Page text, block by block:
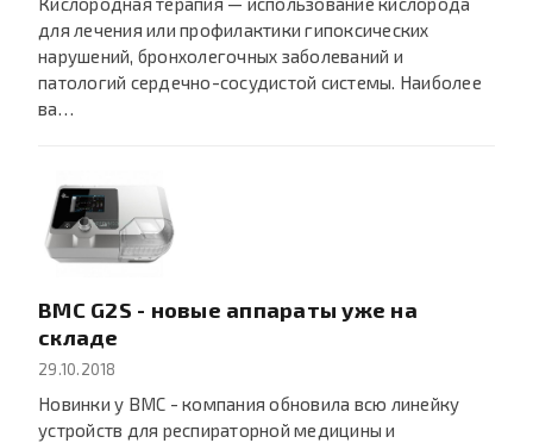
для лечения или профилактики гипоксических
нарушений, бронхолегочных заболеваний и
патологий сердечно-сосудистой системы. Наиболее
ва…
BMC G2S - новые аппараты уже на
складе
29.10.2018
Новинки у BMC - компания обновила всю линейку
устройств для респираторной медицины и